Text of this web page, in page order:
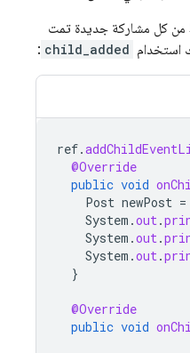
من كل مشاركة جديدة تمت
استخدام child_added
:
ref.
@Override
public void
Post newPost =
System .out.
System .out.
System .out.
}
@Override
public void